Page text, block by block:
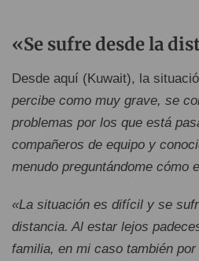
«Se sufre desde la
Desde aquí (Kuwait), la
percibe como muy grave, se
problemas por los que está
compañeros de equipo y
menudo preguntándome cómo
«La situación es difícil y se
distancia. Al estar lejos
familia, en mi caso también